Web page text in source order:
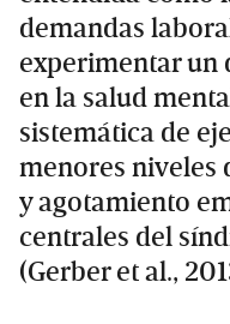
demandas
experimentar
en la salud
sistemática de
menores niveles
y agotamiento
centrales del
(Gerber et al.,